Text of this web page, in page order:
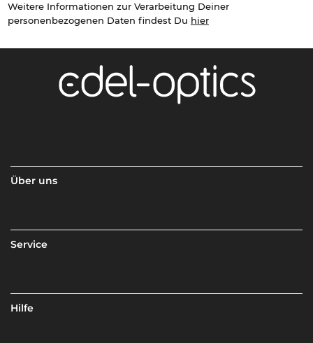
Weitere Informationen zur Verarbeitung Deiner
personenbezogenen Daten findest Du hier
Über uns
Service
Hilfe